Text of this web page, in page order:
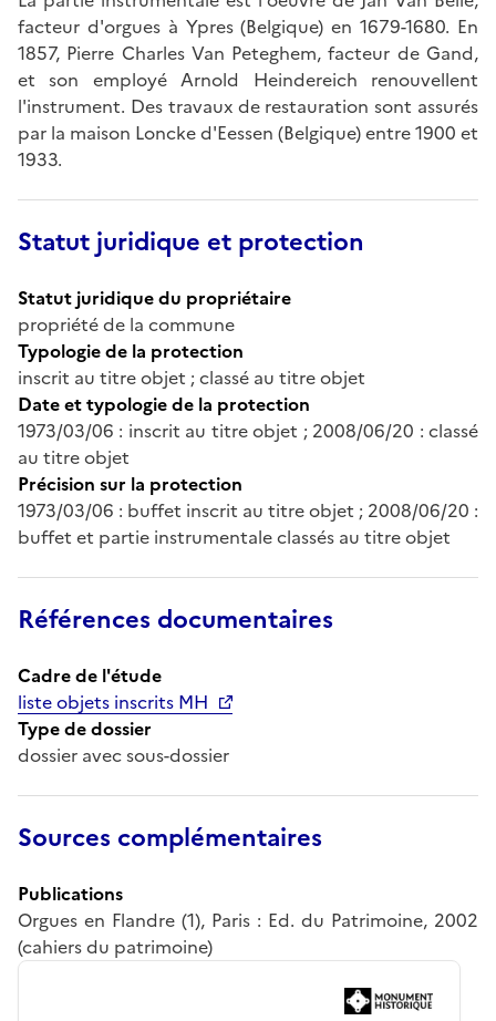
facteur d'orgues à Ypres (Belgique) en 1679-1680. En
1857, Pierre Charles Van Peteghem, facteur de Gand,
et son employé Arnold Heindereich renouvellent
l'instrument. Des travaux de restauration sont assurés
par la maison Loncke d'Eessen (Belgique) entre 1900 et
1933.
Statut juridique et protection
Statut juridique du propriétaire
propriété de la commune
Typologie de la protection
inscrit au titre objet ; classé au titre objet
Date et typologie de la protection
1973/03/06 : inscrit au titre objet ; 2008/06/20 : classé
au titre objet
Précision sur la protection
1973/03/06 : buffet inscrit au titre objet ; 2008/06/20 :
buffet et partie instrumentale classés au titre objet
Références documentaires
Cadre de l'étude
liste objets inscrits MH
Type de dossier
dossier avec sous-dossier
Sources complémentaires
Publications
Orgues en Flandre (1), Paris : Ed. du Patrimoine, 2002
(cahiers du patrimoine)